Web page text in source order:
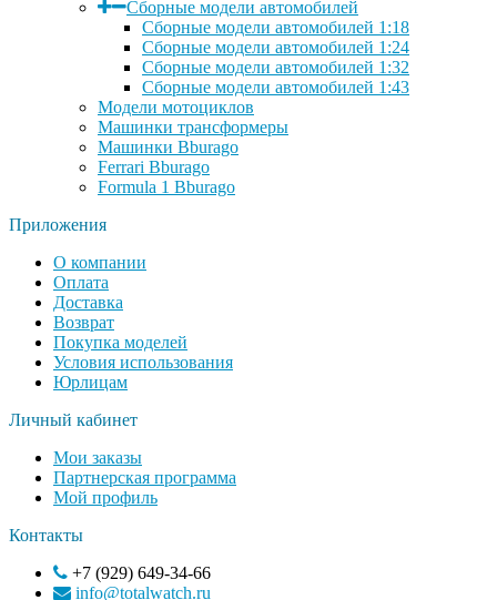
Сборные модели автомобилей
Сборные модели автомобилей 1:18
Сборные модели автомобилей 1:24
Сборные модели автомобилей 1:32
Сборные модели автомобилей 1:43
Модели мотоциклов
Машинки трансформеры
Машинки Bburago
Ferrari Bburago
Formula 1 Bburago
Приложения
О компании
Оплата
Доставка
Возврат
Покупка моделей
Условия использования
Юрлицам
Личный кабинет
Мои заказы
Партнерская программа
Мой профиль
Контакты
+7 (929) 649-34-66
info@totalwatch.ru